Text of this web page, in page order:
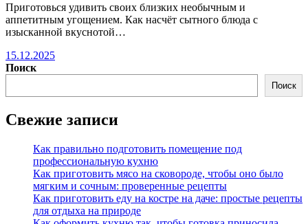
Приготовься удивить своих близких необычным и
аппетитным угощением. Как насчёт сытного блюда с
изысканной вкуснотой…
15.12.2025
Поиск
Поиск
Свежие записи
Как правильно подготовить помещение под
профессиональную кухню
Как приготовить мясо на сковороде, чтобы оно было
мягким и сочным: проверенные рецепты
Как приготовить еду на костре на даче: простые рецепты
для отдыха на природе